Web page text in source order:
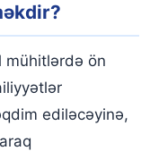
mühitlərdə ön
ediləcəyinə,